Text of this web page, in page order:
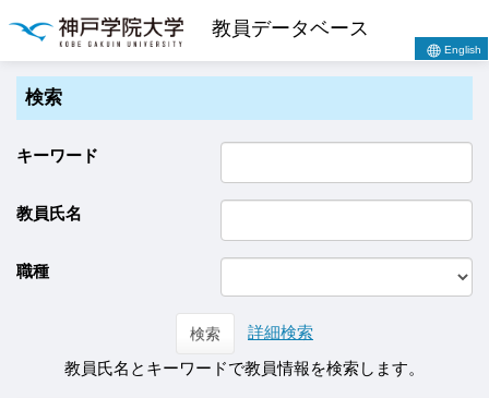
教員データベース
English
検索
キーワード
教員氏名
職種
検索
詳細検索
教員氏名とキーワードで教員情報を検索します。